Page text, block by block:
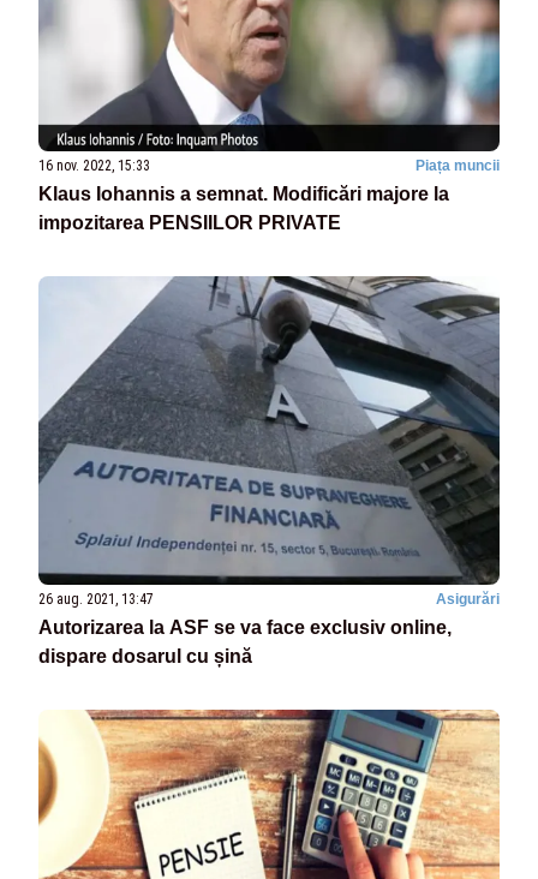
16 nov. 2022, 15:33 Piața muncii
Klaus Iohannis a semnat. Modificări majore la
impozitarea PENSIILOR PRIVATE
26 aug. 2021, 13:47 Asigurări
Autorizarea la ASF se va face exclusiv online,
dispare dosarul cu șină